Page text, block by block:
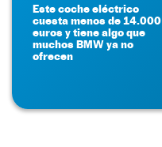
Este coche eléctrico
cuesta menos de 14.000
euros y tiene algo que
muchos BMW ya no
ofrecen